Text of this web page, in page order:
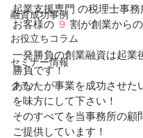
融資成功事例
お役立ちコラム
セミナー情報
クラハ
起業支援専門 の税理士事務
お客様の ９ 割が創業から
一発勝負の創業融資は起業
勝負です！
あなたが事業を成功させた
を味方にして下さい！
そのすべてを当事務所の顧
ご提供しています！